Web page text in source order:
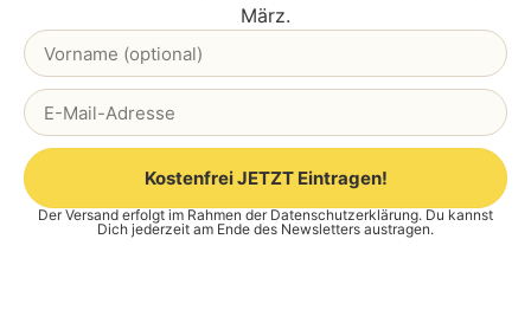
März.
Kostenfrei JETZT Eintragen!
Alternative:
Der Versand erfolgt im Rahmen der Datenschutzerklärung. Du kannst
Dich jederzeit am Ende des Newsletters austragen.